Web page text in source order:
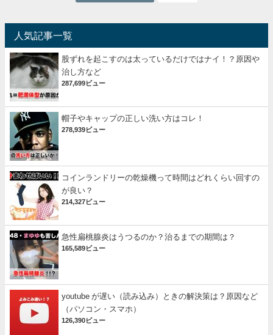
人気記事一覧
股ずれを起こすのは太っているだけではナイ！？原因や
治し方など
287,699ビュー
帽子やキャップの正しい洗い方はコレ！
278,939ビュー
コインランドリーの乾燥機って時間はどれくらい回すの
が良い？
214,327ビュー
急性扁桃腺炎はうつるのか？治るまでの期間は？
165,589ビュー
youtube が遅い（読み込み）ときの解決策は？原因など
（パソコン・スマホ）
126,390ビュー